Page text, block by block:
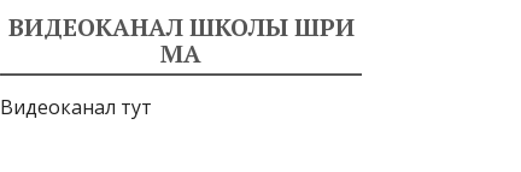
ВИДЕОКАНАЛ ШКОЛЫ ШРИ
МА
Видеоканал тут